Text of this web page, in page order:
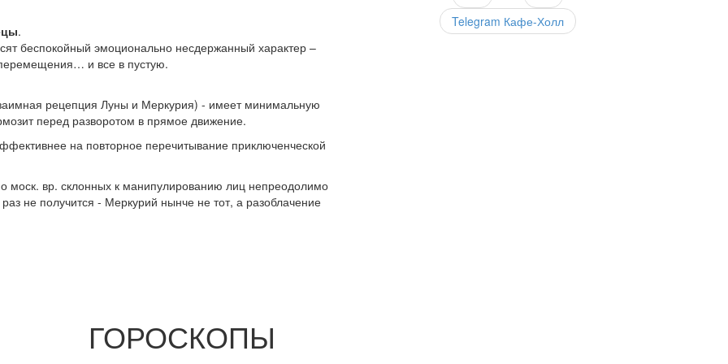
.
беспокойный эмоционально несдержанный характер –
и все в пустую.
рецепция Луны и Меркурия) - имеет минимальную
перед разворотом в прямое движение.
на повторное перечитывание приключенческой
моск. вр. склонных к манипулированию лиц непреодолимо
не получится - Меркурий нынче не тот, а разоблачение
Telegram Кафе-Холл
ГОРОСКОПЫ